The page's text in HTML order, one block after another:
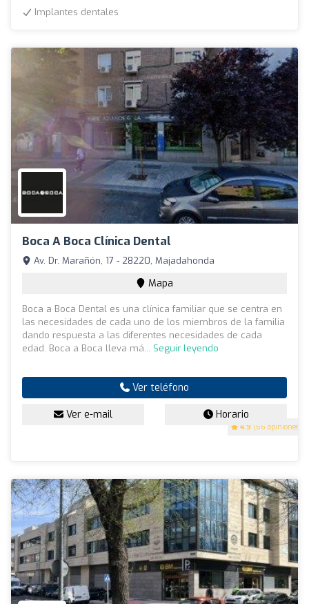
Implantes dentales
Boca A Boca Clínica Dental
4.9 (66 opiniones)
Av. Dr. Marañón, 17 - 28220, Majadahonda
Mapa
Boca a Boca Dental es una clínica familiar que se centra en
las necesidades de cada uno de los miembros de la familia
dando respuesta a las diferentes necesidades de cada
edad. Boca a Boca lleva má... Seguir leyendo
Ver teléfono
Ver e-mail Horario